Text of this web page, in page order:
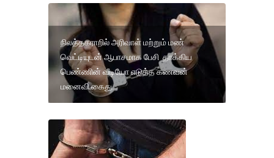
நிலத்தகராறில் அரிவாள் மற்றும் மண்
வெட்டியுடன் ஆபாசமாக பேசி தாக்கிய
பெண்ணின் வீடியோ எடுத்த கணவன்
மனைவி கைது.